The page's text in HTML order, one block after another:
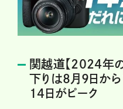
関越道【2024年
下りは8月9日か
14日がピーク